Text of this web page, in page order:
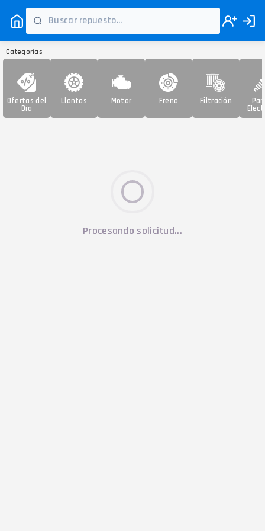
Categorías
Ofertas del
Día
Llantas Motor Freno Filtración
Procesando solicitud...